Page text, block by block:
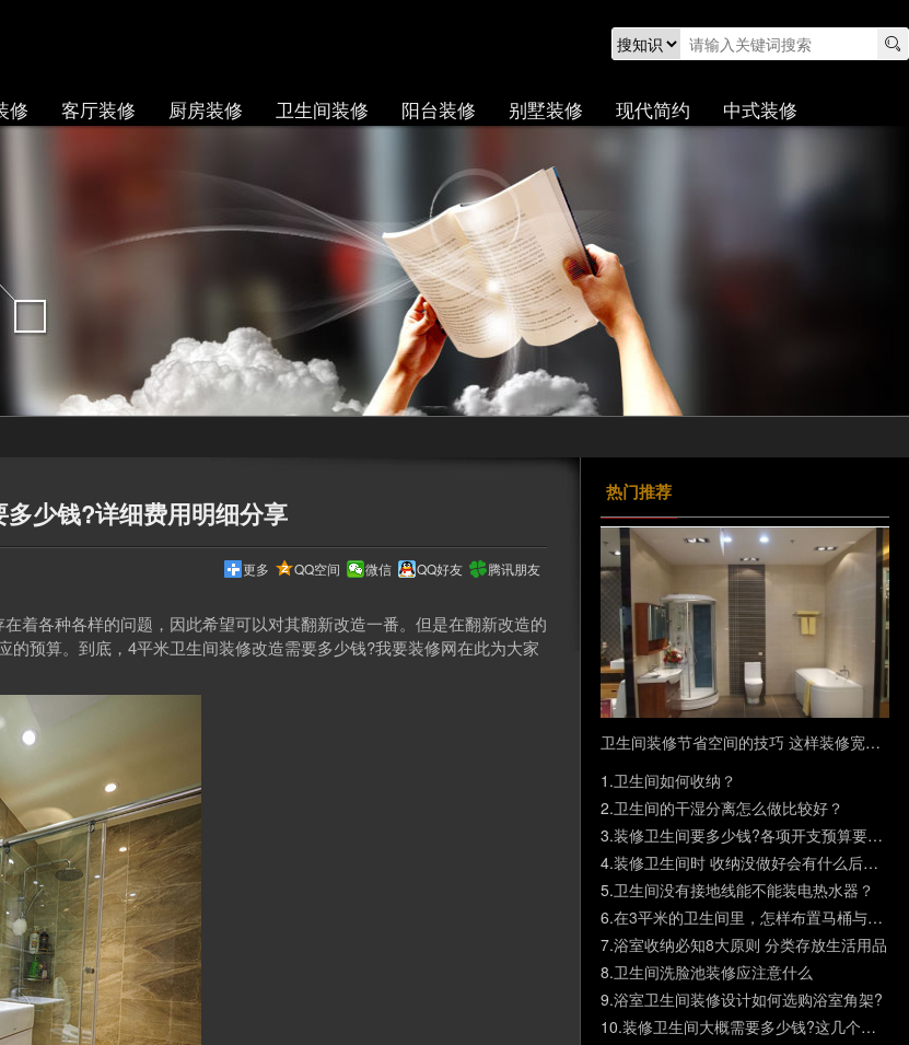
修 客厅装修 厨房装修 卫生间装修 阳台装修 别墅装修 现代简约 中式装修
少钱?详细费用明细分享
更多 QQ空间 微信 QQ好友 腾讯朋友
各种各样的问题，因此希望可以对其翻新改造一番。但是在翻新改造的
预算。到底，4平米卫生间装修改造需要多少钱?我要装修网在此为大家
热门推荐
卫生间装修节省空间的技巧 这样装修宽敞又省钱
1.卫生间如何收纳？
2.卫生间的干湿分离怎么做比较好？
3.装修卫生间要多少钱?各项开支预算要了解
4.装修卫生间时 收纳没做好会有什么后果？
5.卫生间没有接地线能不能装电热水器？
6.在3平米的卫生间里，怎样布置马桶与淋浴最合理？
7.浴室收纳必知8大原则 分类存放生活用品
8.卫生间洗脸池装修应注意什么
9.浴室卫生间装修设计如何选购浴室角架?
10.装修卫生间大概需要多少钱?这几个隐藏费用需要提前知晓